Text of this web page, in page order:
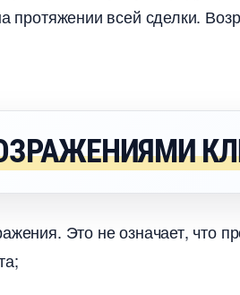
протяжении всей сделки.
Это не означает, что